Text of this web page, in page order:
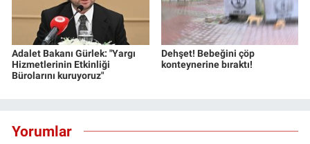
Adalet Bakanı Gürlek: "Yargı
Hizmetlerinin Etkinliği
Bürolarını kuruyoruz"
Dehşet! Bebeğini çöp
konteynerine bıraktı!
Yorumlar
Yerel Yaşam
Canlı Yayın